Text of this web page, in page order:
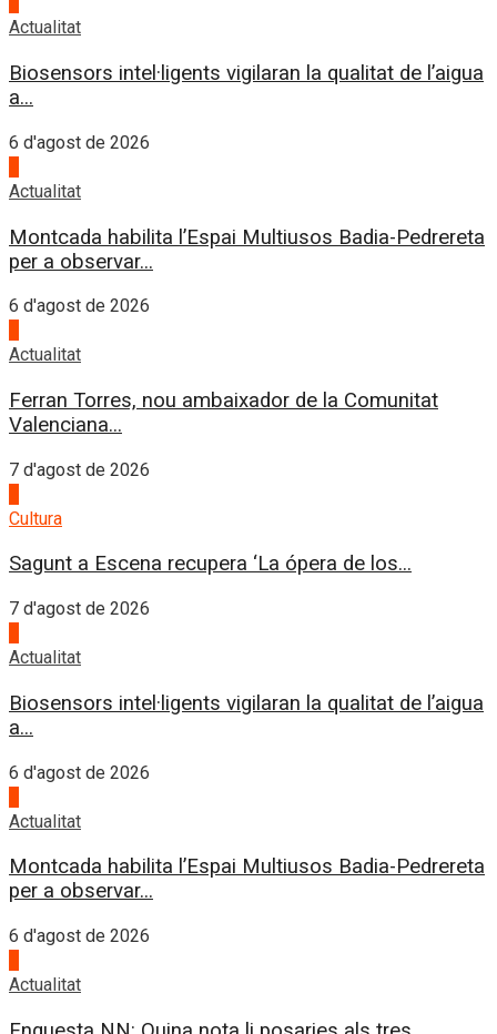
Actualitat
Biosensors intel·ligents vigilaran la qualitat de l’aigua
a...
6 d'agost de 2026
Actualitat
Montcada habilita l’Espai Multiusos Badia-Pedrereta
per a observar...
6 d'agost de 2026
Actualitat
Ferran Torres, nou ambaixador de la Comunitat
Valenciana...
7 d'agost de 2026
Cultura
Sagunt a Escena recupera ‘La ópera de los...
7 d'agost de 2026
Actualitat
Biosensors intel·ligents vigilaran la qualitat de l’aigua
a...
6 d'agost de 2026
Actualitat
Montcada habilita l’Espai Multiusos Badia-Pedrereta
per a observar...
6 d'agost de 2026
Actualitat